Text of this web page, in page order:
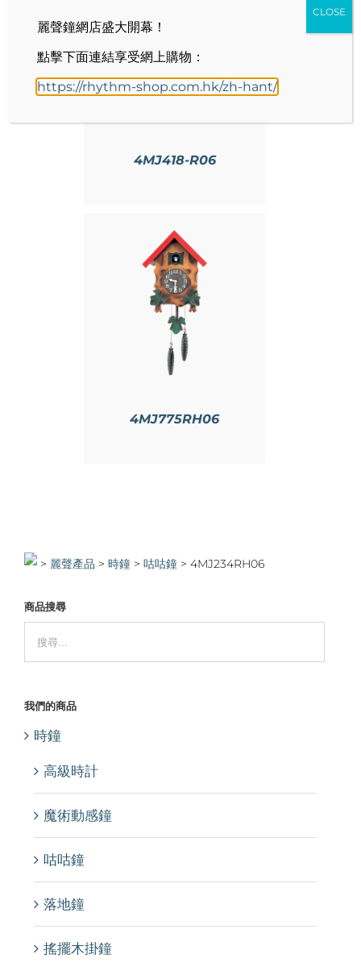
4MJ418-R06
4MJ775RH06
> > 時鐘 > 咕咕鐘 > 4MJ234RH06
商品搜尋
我們的商品
時鐘
高級時計
魔術動感鐘
咕咕鐘
落地鐘
搖擺木掛鐘
麗聲鐘網店盛大開幕！
點擊下面連結享受網上購物：
https://rhythm-shop.com.hk/zh-hant/
CLOSE